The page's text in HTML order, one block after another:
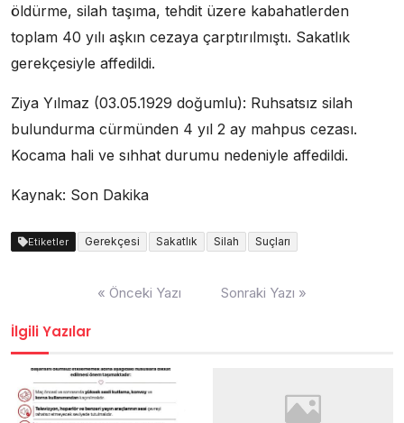
öldürme, silah taşıma, tehdit üzere kabahatlerden
toplam 40 yılı aşkın cezaya çarptırılmıştı. Sakatlık
gerekçesiyle affedildi.
Ziya Yılmaz (03.05.1929 doğumlu): Ruhsatsız silah
bulundurma cürmünden 4 yıl 2 ay mahpus cezası.
Kocama hali ve sıhhat durumu nedeniyle affedildi.
Kaynak: Son Dakika
Etiketler Gerekçesi Sakatlık Silah Suçları
« Önceki Yazı Sonraki Yazı »
İlgili Yazılar